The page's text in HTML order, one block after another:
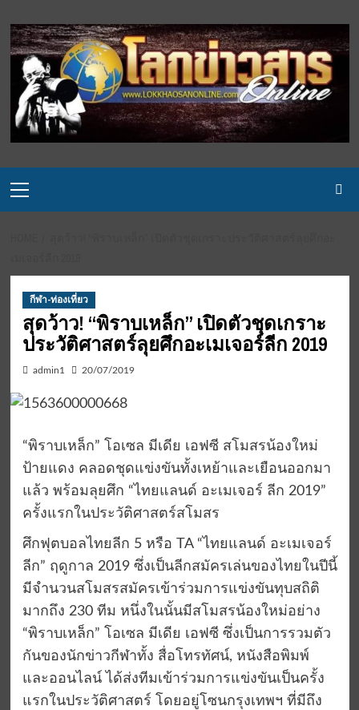
to
content
Menu
กีฬา-ท่องเที่ยว
สุดว้าว! “พิราบเหล็ก” เปิดตัวชุดเกราะ
ประวัติศาสตร์ลุยศึกอะเมเจอร์ลีก 2019
admin1 20/07/2019
“พิราบเหล็ก” โอเซล มีเดีย เอฟซี สโมสรน้องใหม่
ป้ายแดง คลอดชุดแข่งขันทั้งเหย้าและเยือนออกมา
แล้ว พร้อมลุยศึก “ไทยแลนด์ อะเมเจอร์ ลีก 2019”
ครั้งแรกในประวัติศาสตร์สโมสร
ศึกฟุตบอลไทยลีก 5 หรือ TA “ไทยแลนด์ อะเมเจอร์
ลีก” ฤดูกาล 2019 ซึ่งเป็นลีกสมัครเล่นของไทยในปีนี้
มีจำนวนสโมสรสมัครเข้าร่วมการแข่งขันทุบสถิติ
มากถึง 230 ทีม หนึ่งในนั้นมีสโมสรน้องใหม่อย่าง
“พิราบเหล็ก” โอเซล มีเดีย เอฟซี ซึ่งเป็นการรวมตัว
กันของนักข่าวกีฬาทั้ง สื่อโทรทัศน์, หนังสือพิมพ์
และออนไลน์ ได้ส่งทีมเข้าร่วมการแข่งขันเป็นครั้ง
แรกในประวัติศาสตร์ โดยอยู่โซนกรุงเทพฯ ที่มีถึง